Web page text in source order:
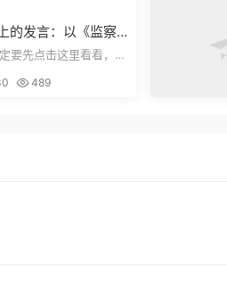
的发言：以《监察
为纲,推动巡察工作
要先点击这里看看，欢
489